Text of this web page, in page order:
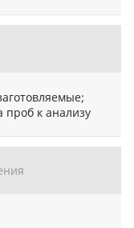
проб к анализу